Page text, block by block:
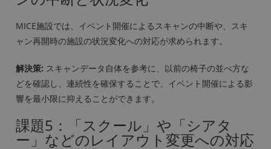
MICE施設では、イベント開催によるスキャンの中断や、スキ
ャン再開時の施設の状況変化への対応が求められます。
解決策: スキャンデータ自体を参考に、以前の椅子の並べ方な
どを確認し、連続性を確保することで、イベント開催による影
響を最小限に抑えることができます。
課題5：「スクール」や「シアタ
ー」などのレイアウト変更への対応